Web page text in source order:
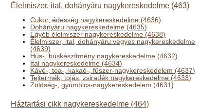
Élelmiszer, ital, dohányáru nagykereskedelme (463)
Cukor, édesség nagykereskedelme (4636)
Dohányáru nagykereskedelme (4635)
Egyéb élelmiszer nagykereskedelme (4638)
Élelmiszer, ital, dohányáru vegyes nagykereskedelme
(4639)
Hús-, húskészítmény nagykereskedelme (4632)
Ital nagykereskedelme (4634)
Kávé-, tea-, kakaó-, fűszer-nagykereskedelem (4637)
Tejtermék, tojás, zsiradék nagykereskedelme (4633)
Zöldség-, gyümölcs-nagykereskedelem (4631)
Háztartási cikk nagykereskedelme (464)